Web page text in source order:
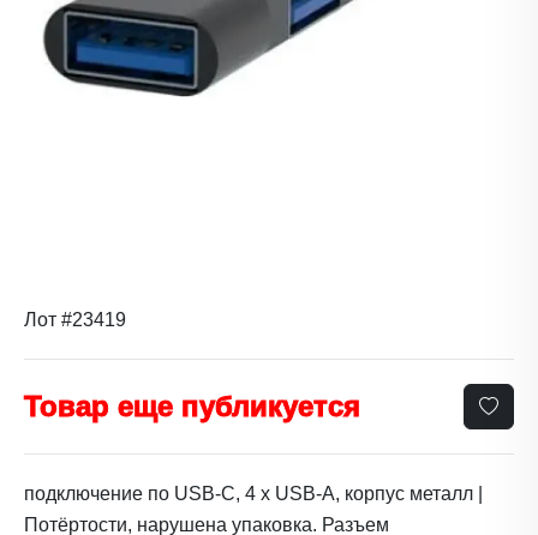
Лот #23419
Товар еще публикуется
подключение по USB-C, 4 x USB-A, корпус металл |
Потёртости, нарушена упаковка. Разъем